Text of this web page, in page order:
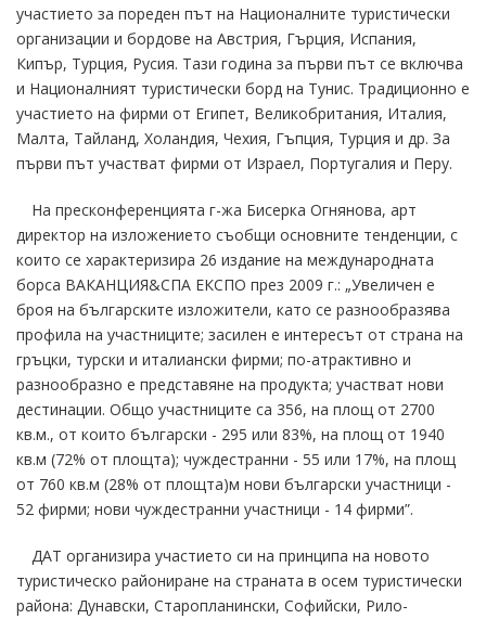
участието за пореден път на Националните туристически
организации и бордове на Австрия, Гърция, Испания,
Кипър, Турция, Русия. Тази година за първи път се включва
и Националният туристически борд на Тунис. Традиционно е
участието на фирми от Египет, Великобритания, Италия,
Малта, Тайланд, Холандия, Чехия, Гъпция, Турция и др. За
първи път участват фирми от Израел, Португалия и Перу.
На пресконференцията г-жа Бисерка Огнянова, арт
директор на изложението съобщи основните тенденции, с
които се характеризира 26 издание на международната
борса ВАКАНЦИЯ&СПА ЕКСПО през 2009 г.: „Увеличен е
броя на българските изложители, като се разнообразява
профила на участниците; засилен е интересът от страна на
гръцки, турски и италиански фирми; по-атрактивно и
разнообразно е представяне на продукта; участват нови
дестинации. Общо участниците са 356, на площ от 2700
кв.м., от които български - 295 или 83%, на площ от 1940
кв.м (72% от площта); чуждестранни - 55 или 17%, на площ
от 760 кв.м (28% от площта)м нови български участници -
52 фирми; нови чуждестранни участници - 14 фирми”.
ДАТ организира участието си на принципа на новото
туристическо райониране на страната в осем туристически
района: Дунавски, Старопланински, Софийски, Рило-